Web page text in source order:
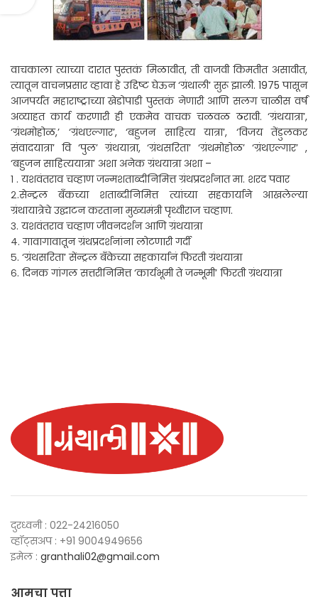
वाचकाला त्याच्या दारात पुस्तकं मिळावीत, ती वाजवी किमतीत असावीत,
त्यातून वाचनप्रसार व्हावा हे उद्दिष्ट घेऊन ‘ग्रंथाली’ सुरू झाली. 1975 पासून
आजपर्यंत महाराष्ट्राच्या खेडोपाडी पुस्तकं नेणारी आणि सलग चाळीस वर्षं
अव्याहत कार्य करणारी ही एकमेव वाचक चळवळ ठरावी. ‘ग्रंथयात्रा’,
‘ग्रंथमोहोळ,’ ‘ग्रंथएल्गार’, ‘बहुजन साहित्य यात्रा’, ‘विजय तेंडुलकर
संवादयात्रा’ वि ‘पुल’ ग्रंथयात्रा, ‘ग्रंथसरिता’ ‘ग्रंथमोहोळ’ ‘ग्रंथएल्गार’ ,
‘बहुजन साहित्ययात्रा’ अशा अनेक ग्रंथयात्रा अशा –
१ . यशवंतराव चव्हाण जन्मशताब्दीनिमित्त ग्रंथप्रदर्शनात मा. शरद पवार
२.सेन्ट्रल बँकच्या शताब्दीनिमित्त त्यांच्या सहकार्याने आखलेल्या
ग्रंथायात्रेचे उद्घाटन करताना मुख्यमंत्री पृथ्वीराज चव्हाण.
३. यशवंतराव चव्हाण जीवनदर्शन आणि ग्रंथयात्रा
४. गावागावातून ग्रंथप्रदर्शनांना लोटणारी गर्दी
५. ‘ग्रंथसरिता’ सेंन्ट्रल बँकेच्या सहकार्यानं फिरती ग्रंथयात्रा
६. दिनक गांगल सत्तरीनिमित्त ‘कार्यभूमी ते जन्भूमी’ फिरती ग्रंथयात्रा
दुरध्वनी : 022-24216050
व्हॉट्सअप : +91 9004949656
इमेल : granthali02@gmail.com
आमचा पत्ता